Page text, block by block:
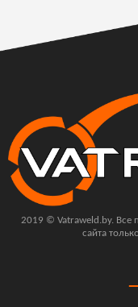
2019 © Vatraweld.by. Все
сайта